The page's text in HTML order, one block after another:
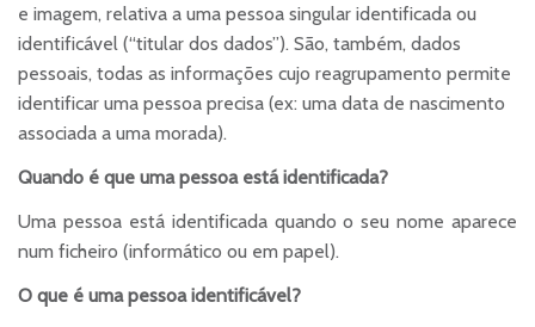
e imagem, relativa a uma pessoa singular identificada ou
identificável (“titular dos dados”). São, também, dados
pessoais, todas as informações cujo reagrupamento permite
identificar uma pessoa precisa (ex: uma data de nascimento
associada a uma morada).
Quando é que uma pessoa está identificada?
Uma pessoa está identificada quando o seu nome aparece
num ficheiro (informático ou em papel).
O que é uma pessoa identificável?